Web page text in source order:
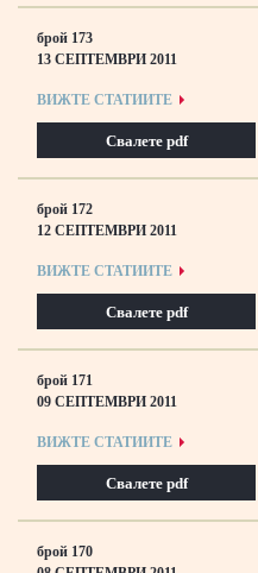
брой 173
13 СЕПТЕМВРИ 2011
ВИЖТЕ СТАТИИТЕ
Свалете pdf
брой 172
12 СЕПТЕМВРИ 2011
ВИЖТЕ СТАТИИТЕ
Свалете pdf
брой 171
09 СЕПТЕМВРИ 2011
ВИЖТЕ СТАТИИТЕ
Свалете pdf
брой 170